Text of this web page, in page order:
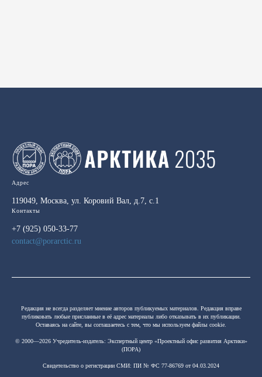
Адрес
119049, Москва, ул. Коровий Вал, д.7, с.1
Контакты
+7 (925) 050-33-77
contact@porarctic.ru
Редакция не всегда разделяет мнение авторов публикуемых материалов. Редакция вправе
публиковать любые присланные в её адрес материалы либо отказывать в их публикации.
Оставаясь на сайте, вы соглашаетесь с тем, что мы используем файлы cookie.
© 2000—2026 Учредитель-издатель: Экспертный центр «Проектный офис развития Арктики»
(ПОРА)
Свидетельство о регистрации СМИ: ПИ № ФС 77-86769 от 04.03.2024